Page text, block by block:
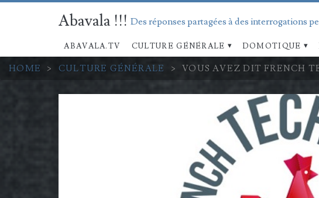
Abavala !!! Des réponses partagées à des interrogations
ABAVALA.TV CULTURE GÉNÉRALE DOMOTIQUE
HOME > CULTURE GÉNÉRALE > VOUS AVEZ DIT FRENCH